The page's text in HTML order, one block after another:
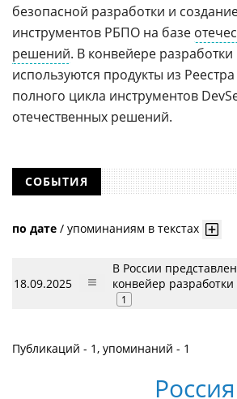
безопасной разработки и
инструментов РБПО на базе
решений. В конвейере
используются продукты из
полного цикла инструментов
отечественных решений.
СОБЫТИЯ
по дате / упоминаниям в текстах
18.09.2025
В России
конвейер
1
Публикаций - 1, упоминаний - 1
Россия